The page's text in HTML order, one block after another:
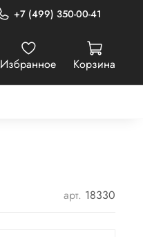
+7 (499) 350-00-41
Избранное Корзина
арт. 18330